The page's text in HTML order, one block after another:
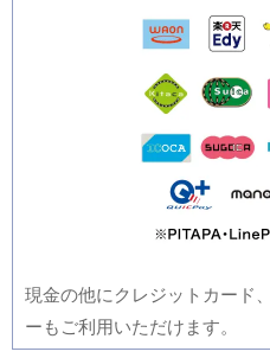
現金の他にクレジットカード
ーもご利用いただけます。